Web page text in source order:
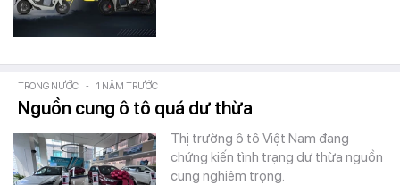
TRONG NƯỚC - 1 NĂM TRƯỚC
Nguồn cung ô tô quá dư thừa
Thị trường ô tô Việt Nam đang
chứng kiến tình trạng dư thừa nguồn
cung nghiêm trọng.